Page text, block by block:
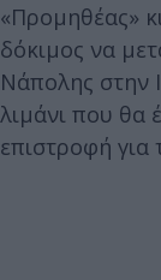
«Προμηθέας»
δόκιμος να
Νάπολης στην
λιμάνι που θα
επιστροφή για